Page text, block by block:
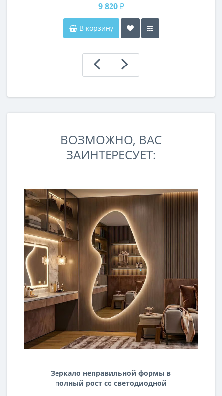
9 820 ₽
В корзину
ВОЗМОЖНО, ВАС
ЗАИНТЕРЕСУЕТ:
Зеркало неправильной формы в
полный рост со светодиодной